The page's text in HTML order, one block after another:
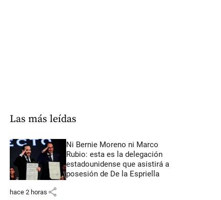
Las más leídas
Ni Bernie Moreno ni Marco
Rubio: esta es la delegación
estadounidense que asistirá a
posesión de De la Espriella
hace 2 horas share